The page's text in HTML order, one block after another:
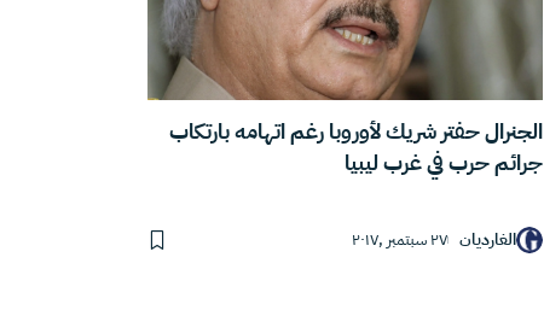
الجنرال حفتر شريك لأوروبا رغم اتهامه بارتكاب
جرائم حرب في غرب ليبيا
الغارديان ٢٧ سبتمبر ,٢٠١٧